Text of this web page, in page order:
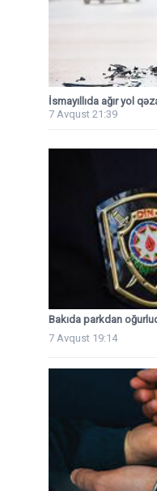
İsmayıllıda ağır yol
7 Avqust 21:39
Bakıda parkdan
7 Avqust 19:14